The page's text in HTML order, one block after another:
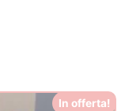
In offerta!